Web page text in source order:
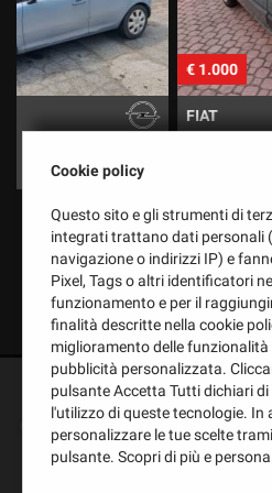
€ 1.000
Cookie policy
Questo sito e gli strumenti di
integrati trattano dati personali
navigazione o indirizzi IP) e
Pixel, Tags o altri identificatori
funzionamento e per il
finalità descritte nella cookie
miglioramento delle funzionalità
pubblicità personalizzata.
pulsante Accetta Tutti dichiari
l'utilizzo di queste tecnologie. In
personalizzare le tue scelte
pulsante. Scopri di più e
tracciamento
che
adottiamo
per
offrire
attività
seguito
descritte.
ottenere
maggiori
informazioni
sull'utilità
funzionamento
Leggi
la